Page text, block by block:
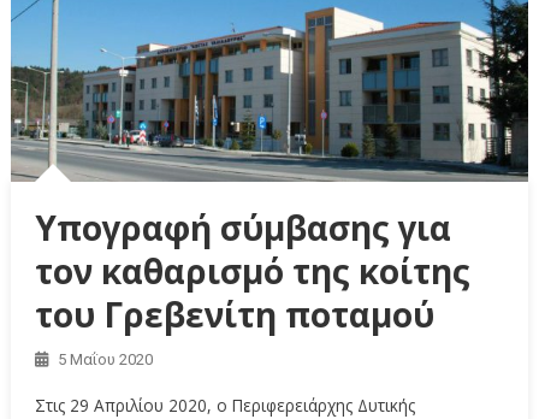
Υπογραφή σύμβασης για
τον καθαρισμό της κοίτης
του Γρεβενίτη ποταμού
5 Μαΐου 2020
Στις 29 Απριλίου 2020, ο Περιφερειάρχης Δυτικής